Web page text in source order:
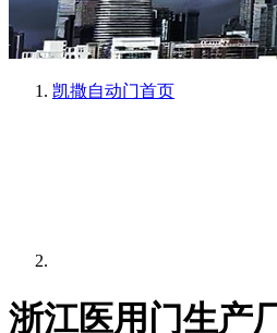
凯撒自动门首页
浙江医用门生产